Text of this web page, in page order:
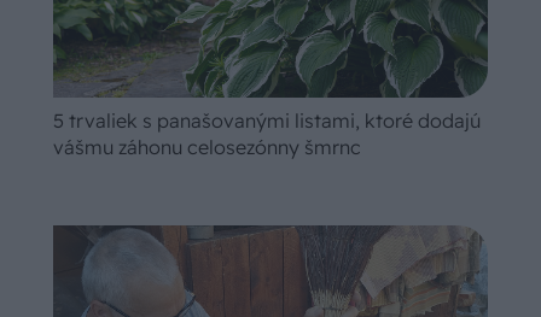
5 trvaliek s panašovanými listami, ktoré dodajú
vášmu záhonu celosezónny šmrnc